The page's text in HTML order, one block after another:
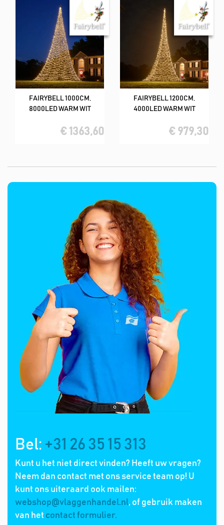
FAIRYBELL 1000CM,
8000LED WARM WIT
€ 1363,60
FAIRYBELL 1200CM,
4000LED WARM WIT
€ 979,30
Bel: +31 26 35 15 313
Kunt u het niet direct vinden? Heeft uw vragen?
Neem dan contact met ons service team op! U
kunt ons uiteraard ook mailen:
webshop@vlaggenhandel.nl, of gebruik maken
van het contact formulier.